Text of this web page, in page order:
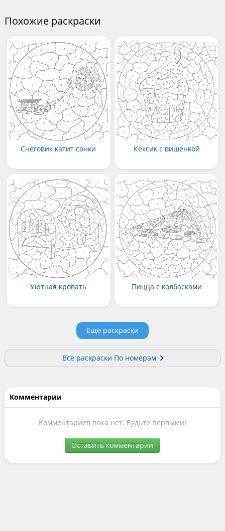
Похожие раскраски
Снеговик катит санки Кексик с вишенкой
Уютная кровать Пицца с колбасками
Еще раскраски
Все раскраски По номерам
Комментарии
Комментариев пока нет. Будьте первыми!
Оставить комментарий